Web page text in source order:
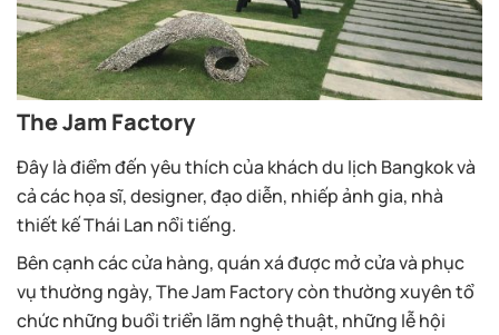
The Jam Factory
Đây là điểm đến yêu thích của khách du lịch Bangkok và
cả các họa sĩ, designer, đạo diễn, nhiếp ảnh gia, nhà
thiết kế Thái Lan nổi tiếng.
Bên cạnh các cửa hàng, quán xá được mở cửa và phục
vụ thường ngày, The Jam Factory còn thường xuyên tổ
chức những buổi triển lãm nghệ thuật, những lễ hội